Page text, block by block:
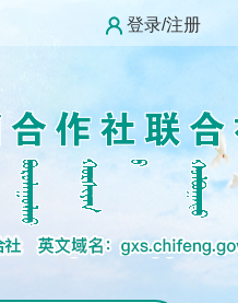
登录/注册